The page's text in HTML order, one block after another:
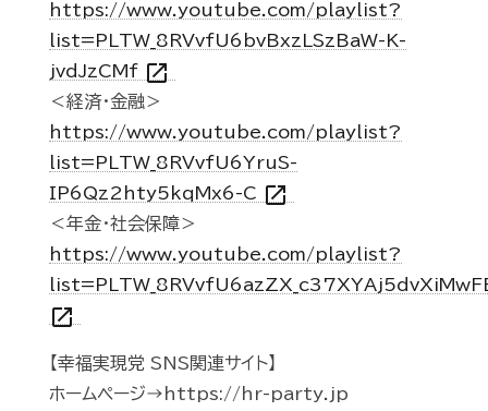
https://www.youtube.com/playlist?
list=PLTW_8RVvfU6bvBxzLSzBaW-K-
jvdJzCMf open_in_new
＜経済・金融＞
https://www.youtube.com/playlist?
list=PLTW_8RVvfU6YruS-
IP6Qz2hty5kqMx6-C open_in_new
＜年金・社会保障＞
https://www.youtube.com/playlist?
open_in_new
【幸福実現党 SNS関連サイト】
ホームページ→https://hr-party.jp